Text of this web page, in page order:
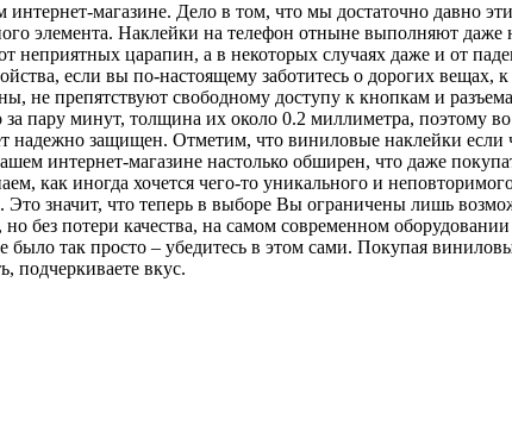
магазине. Дело в том, что мы достаточно давно
элемента. Наклейки на телефон отныне выполняют
неприятных царапин, а в некоторых случаях даже и от
если вы по-настоящему заботитесь о дорогих вещах,
не препятствуют свободному доступу к кнопкам и
пару минут, толщина их около 0.2 миллиметра, поэтому
надежно защищен. Отметим, что виниловые наклейки если
интернет-магазине настолько обширен, что даже
как иногда хочется чего-то уникального и
значит, что теперь в выборе Вы ограничены лишь
без потери качества, на самом современном
было так просто – убедитесь в этом сами. Покупая
подчеркиваете вкус.